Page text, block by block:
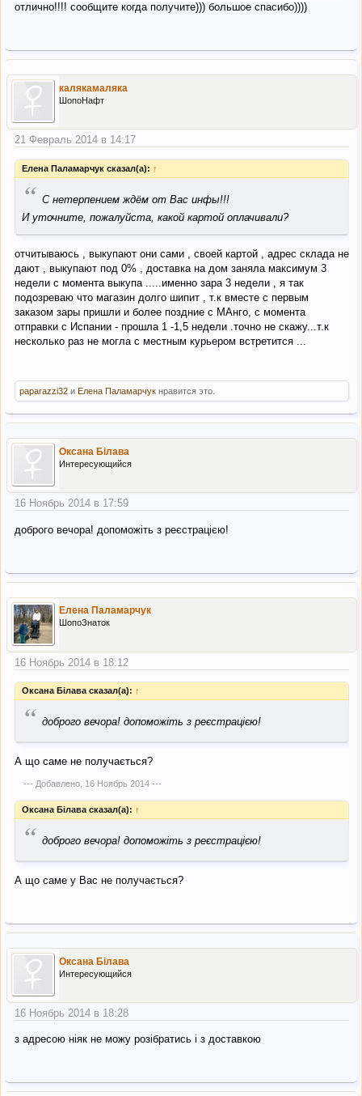
отлично!!!! сообщите когда получите))) большое спасибо))))
калякамаляка
ШопоНафт
21 Февраль 2014 в 14:17
Елена Паламарчук сказал(а): ↑
“ С нетерпением ждём от Вас инфы!!!
И уточните, пожалуйста, какой картой оплачивали?
отчитываюсь , выкупают они сами , своей картой , адрес склада не
дают , выкупают под 0% , доставка на дом заняла максимум 3
недели с момента выкупа .....именно зара 3 недели , я так
подозреваю что магазин долго шипит , т.к вместе с первым
заказом зары пришли и более поздние с МАнго, с момента
отправки с Испании - прошла 1 -1,5 недели .точно не скажу...т.к
несколько раз не могла с местным курьером встретится ...
paparazzi32 и Елена Паламарчук нравится это.
Оксана Білава
Интересующийся
16 Ноябрь 2014 в 17:59
доброго вечора! допоможіть з реєстрацією!
Елена Паламарчук
ШопоЗнаток
16 Ноябрь 2014 в 18:12
Оксана Білава сказал(а): ↑
“ доброго вечора! допоможіть з реєстрацією!
А що саме не получається?
--- Добавлено, 16 Ноябрь 2014---
Оксана Білава сказал(а): ↑
“ доброго вечора! допоможіть з реєстрацією!
А що саме у Вас не получається?
Оксана Білава
Интересующийся
16 Ноябрь 2014 в 18:28
з адресою ніяк не можу розібратись і з доставкою